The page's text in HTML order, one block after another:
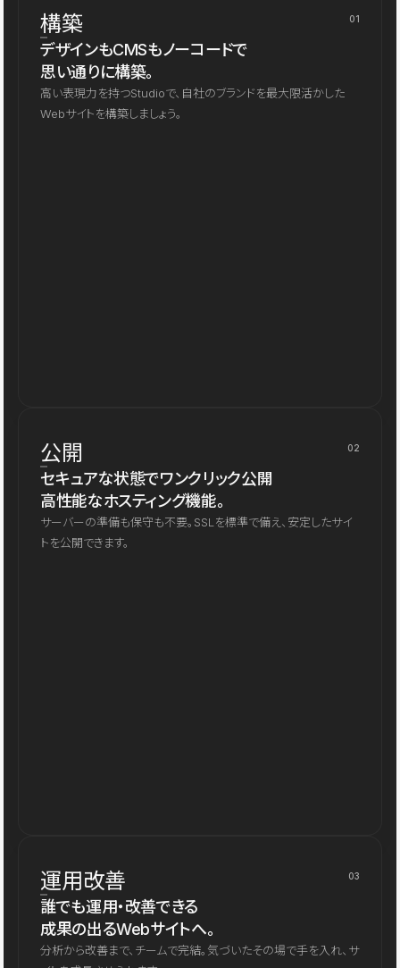
構築 01
デザインもCMSもノーコードで
思い通りに構築。
高い表現力を持つStudioで、自社のブランドを最大限活かした
Webサイトを構築しましょう。
公開 02
セキュアな状態でワンクリック公開
高性能なホスティング機能。
サーバーの準備も保守も不要。SSLを標準で備え、安定したサイ
トを公開できます。
運用改善 03
誰でも運用・改善できる
成果の出るWebサイトへ。
分析から改善まで、チームで完結。気づいたその場で手を入れ、サ